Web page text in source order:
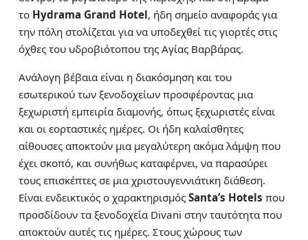
το Hydrama Grand Hotel, ήδη σημείο αναφοράς για
την πόλη στολίζεται για να υποδεχθεί τις γιορτές στις
όχθες του υδροβιότοπου της Αγίας Βαρβάρας.
Ανάλογη βέβαια είναι η διακόσμηση και του
εσωτερικού των ξενοδοχείων προσφέροντας μια
ξεχωριστή εμπειρία διαμονής, όπως ξεχωριστές είναι
και οι εορταστικές ημέρες. Οι ήδη καλαίσθητες
αίθουσες αποκτούν μια μεγαλύτερη ακόμα λάμψη που
έχει σκοπό, και συνήθως καταφέρνει, να παρασύρει
τους επισκέπτες σε μια χριστουγεννιάτικη διάθεση.
Είναι ενδεικτικός ο χαρακτηρισμόςSanta’s Hotels που
προσδίδουν τα ξενοδοχεία Divani στην ταυτότητα που
αποκτούν αυτές τις ημέρες. Στους χώρους των